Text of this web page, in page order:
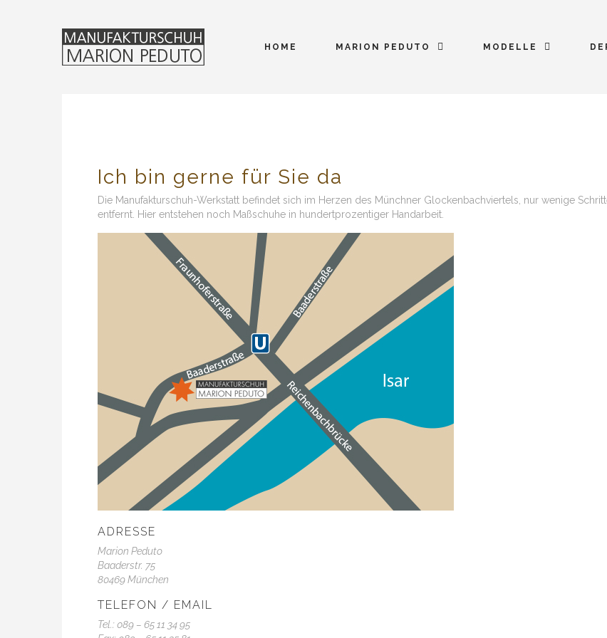
HOME MARION PEDUTO MODELLE
Ich bin gerne für Sie da
Die Manufakturschuh-Werkstatt befindet sich im Herzen des Münchner Glockenbachviertels, nur wenige
entfernt. Hier entstehen noch Maßschuhe in hundertprozentiger Handarbeit.
ADRESSE
Marion Peduto
Baaderstr. 75
80469 München
TELEFON / EMAIL
Tel.: 089 – 65 11 34 95